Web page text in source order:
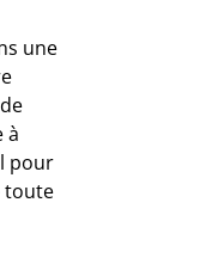
une
à
pour
toute